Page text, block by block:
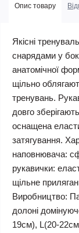
Опис товару
Якісні
снарядами у
анатомічної
щільно
тренувань.
довго
оснащена
затягування.
наповнювача:
рукавички:
щільне
Виробництво:
долоні
19см), L(20-